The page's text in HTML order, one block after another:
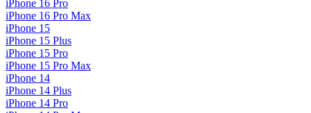
iPhone 16 Pro
iPhone 16 Pro Max
iPhone 15
iPhone 15 Plus
iPhone 15 Pro
iPhone 15 Pro Max
iPhone 14
iPhone 14 Plus
iPhone 14 Pro